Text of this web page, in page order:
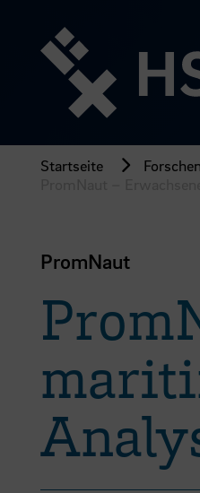
Seiteninhalt
springen
Startseite Forschen
PromNaut